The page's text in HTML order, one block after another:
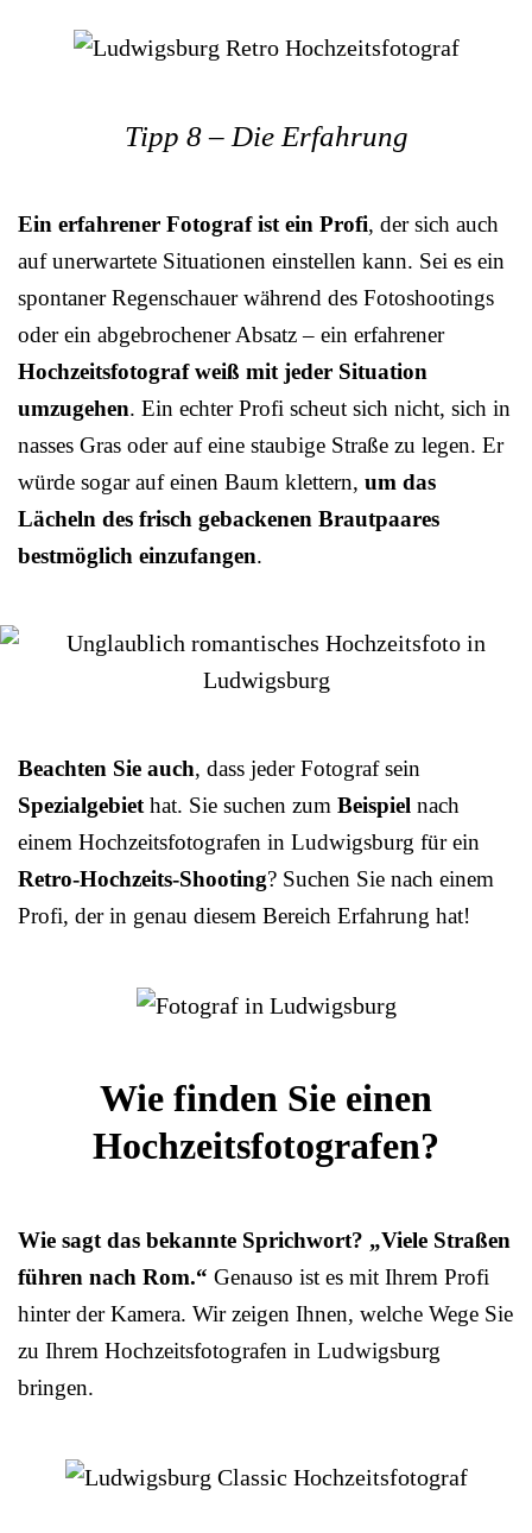
Tipp 8 – Die Erfahrung
Ein erfahrener Fotograf ist ein Profi, der sich auch
auf unerwartete Situationen einstellen kann. Sei es ein
spontaner Regenschauer während des Fotoshootings
oder ein abgebrochener Absatz – ein erfahrener
Hochzeitsfotograf weiß mit jeder Situation
umzugehen. Ein echter Profi scheut sich nicht, sich in
nasses Gras oder auf eine staubige Straße zu legen. Er
würde sogar auf einen Baum klettern, um das
Lächeln des frisch gebackenen Brautpaares
bestmöglich einzufangen.
Beachten Sie auch, dass jeder Fotograf sein
Spezialgebiet hat. Sie suchen zum Beispiel nach
einem Hochzeitsfotografen in Ludwigsburg für ein
Retro-Hochzeits-Shooting? Suchen Sie nach einem
Profi, der in genau diesem Bereich Erfahrung hat!
Wie finden Sie einen
Hochzeitsfotografen?
Wie sagt das bekannte Sprichwort? „Viele Straßen
führen nach Rom.“ Genauso ist es mit Ihrem Profi
hinter der Kamera. Wir zeigen Ihnen, welche Wege Sie
zu Ihrem Hochzeitsfotografen in Ludwigsburg
bringen.